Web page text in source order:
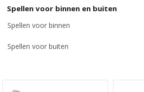
Spellen voor binnen en buiten
Spellen voor binnen
Spellen voor buiten